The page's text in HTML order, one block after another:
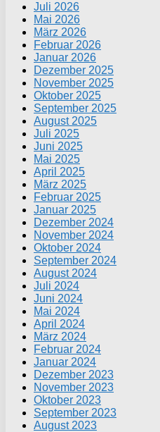
Juli 2026
Mai 2026
März 2026
Februar 2026
Januar 2026
Dezember 2025
November 2025
Oktober 2025
September 2025
August 2025
Juli 2025
Juni 2025
Mai 2025
April 2025
März 2025
Februar 2025
Januar 2025
Dezember 2024
November 2024
Oktober 2024
September 2024
August 2024
Juli 2024
Juni 2024
Mai 2024
April 2024
März 2024
Februar 2024
Januar 2024
Dezember 2023
November 2023
Oktober 2023
September 2023
August 2023